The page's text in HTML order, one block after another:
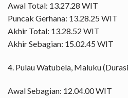
Awal Total: 13.27.28 WIT
Puncak Gerhana: 13.28.25 WIT
Akhir Total: 13.28.52 WIT
Akhir Sebagian: 15.02.45 WIT
4. Pulau Watubela, Maluku
Awal Sebagian: 12.04.00 WIT